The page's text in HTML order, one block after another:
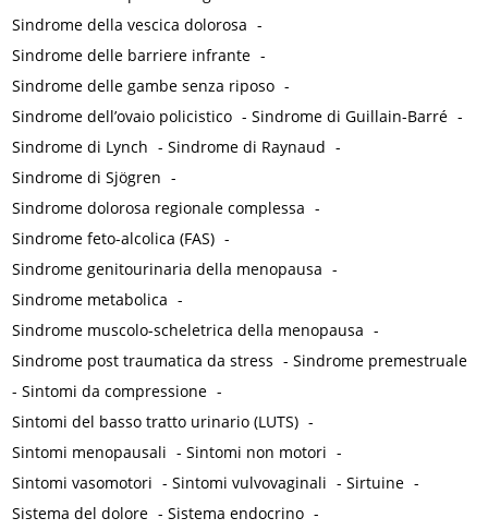
Sindrome della vescica dolorosa -
Sindrome delle barriere infrante -
Sindrome delle gambe senza riposo -
Sindrome dell’ovaio policistico -Sindrome di Guillain-Barré -
Sindrome di Lynch -Sindrome di Raynaud -
Sindrome di Sjögren -
Sindrome dolorosa regionale complessa -
Sindrome feto-alcolica (FAS) -
Sindrome genitourinaria della menopausa -
Sindrome metabolica -
Sindrome muscolo-scheletrica della menopausa -
Sindrome post traumatica da stress -Sindrome premestruale
-Sintomi da compressione -
Sintomi del basso tratto urinario (LUTS) -
Sintomi menopausali -Sintomi non motori -
Sintomi vasomotori -Sintomi vulvovaginali -Sirtuine -
Sistema del dolore -Sistema endocrino -